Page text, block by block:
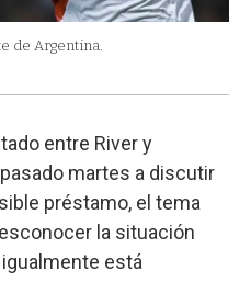
de Argentina.
entre River y
martes a discutir
préstamo, el tema
la situación
está